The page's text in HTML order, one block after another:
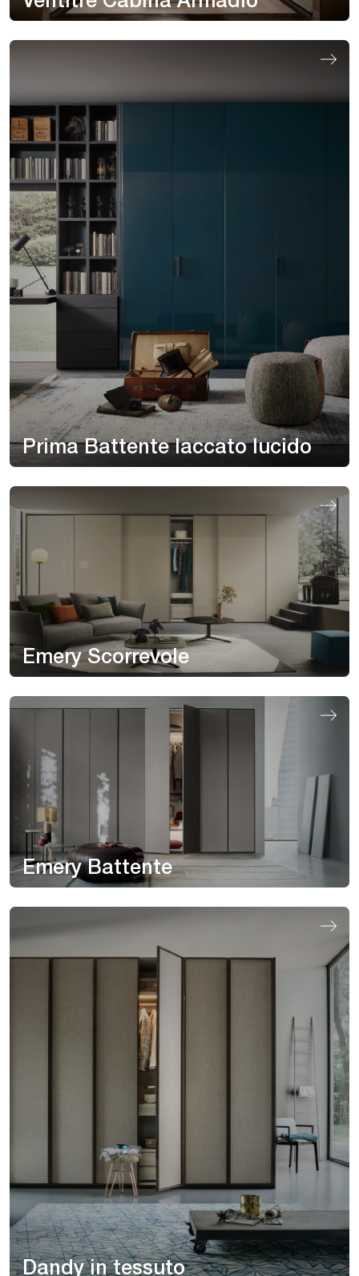
Prima Battente laccato lucido
Emery Scorrevole
Emery Battente
Dandy in tessuto